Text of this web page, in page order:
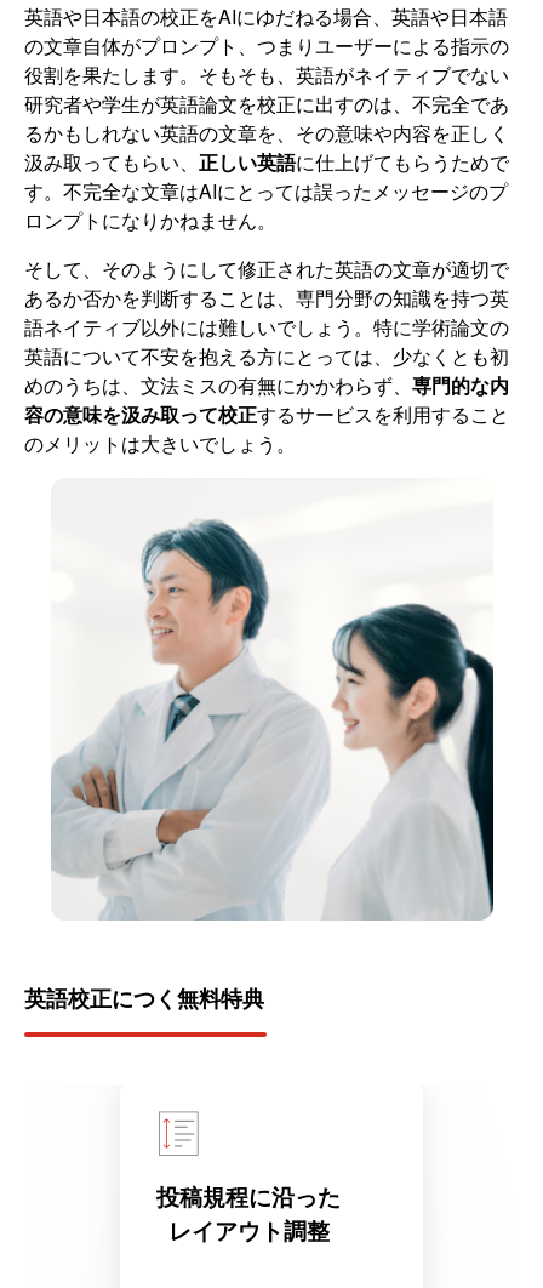
英語や日本語の校正をAIにゆだねる場合、英語や日本語
の文章自体がプロンプト、つまりユーザーによる指示の
役割を果たします。そもそも、英語がネイティブでない
研究者や学生が英語論文を校正に出すのは、不完全であ
るかもしれない英語の文章を、その意味や内容を正しく
汲み取ってもらい、 正しい英語に仕上げてもらうためで
す。不完全な文章はAIにとっては誤ったメッセージのプ
ロンプトになりかねません。
そして、そのようにして修正された英語の文章が適切で
あるか否かを判断することは、専門分野の知識を持つ英
語ネイティブ以外には難しいでしょう。特に学術論文の
英語について不安を抱える方にとっては、少なくとも初
めのうちは、文法ミスの有無にかかわらず、 専門的な内
容の意味を汲み取って校正するサービスを利用すること
のメリットは大きいでしょう。
英語校正につく無料特典
投稿規程に沿った
レイアウト調整